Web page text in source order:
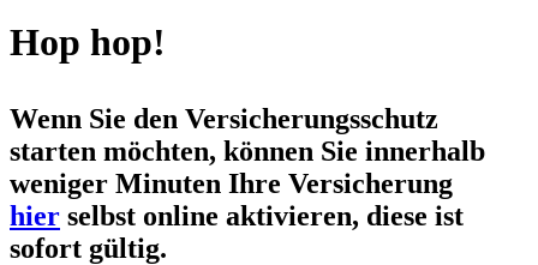
Hop hop!
Wenn Sie den Versicherungsschutz
starten möchten, können Sie innerhalb
weniger Minuten Ihre Versicherung
hier selbst online aktivieren, diese ist
sofort gültig.